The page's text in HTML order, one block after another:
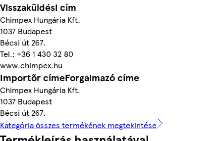
Visszaküldési cím
Chimpex Hungária Kft.
1037 Budapest
Bécsi út 267.
Tel.: +36 1 430 32 80
www.chimpex.hu
Importőr címeForgalmazó címe
Chimpex Hungária Kft.
1037 Budapest
Bécsi út 267.
Kategória összes termékének megtekintése